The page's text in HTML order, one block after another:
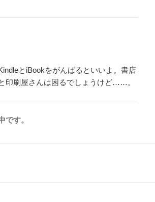
とiBookをがんばるといいよ。書店
印刷屋さんは困るでしょうけど……。
です。